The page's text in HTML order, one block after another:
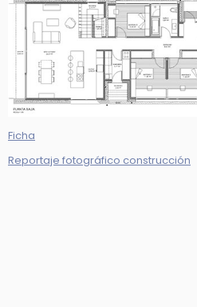
Ficha
Reportaje fotográfico construcción